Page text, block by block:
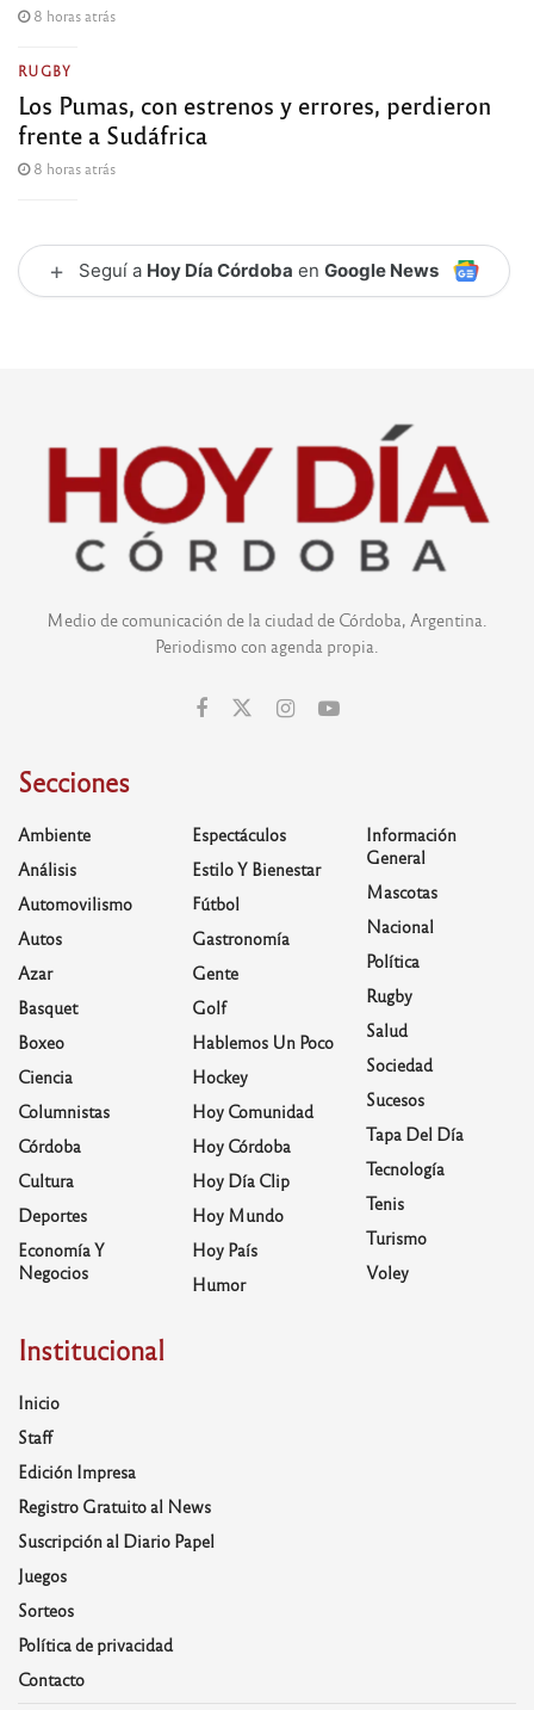
8 horas atrás
RUGBY
Los Pumas, con estrenos y errores, perdieron
frente a Sudáfrica
8 horas atrás
+ Seguí a Hoy Día Córdoba en Google News
Medio de comunicación de la ciudad de Córdoba, Argentina.
Periodismo con agenda propia.
Secciones
Ambiente
Análisis
Automovilismo
Autos
Azar
Basquet
Boxeo
Ciencia
Columnistas
Córdoba
Cultura
Deportes
Economía Y
Negocios
Espectáculos
Estilo Y Bienestar
Fútbol
Gastronomía
Gente
Golf
Hablemos Un Poco
Hockey
Hoy Comunidad
Hoy Córdoba
Hoy Día Clip
Hoy Mundo
Hoy País
Humor
Información
General
Mascotas
Nacional
Política
Rugby
Salud
Sociedad
Sucesos
Tapa Del Día
Tecnología
Tenis
Turismo
Voley
Institucional
Inicio
Staff
Edición Impresa
Registro Gratuito al News
Suscripción al Diario Papel
Juegos
Sorteos
Política de privacidad
Contacto